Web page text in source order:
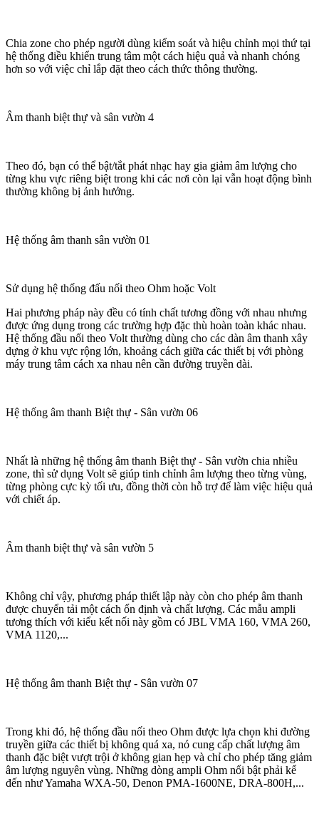
Chia zone cho phép người dùng kiểm soát và hiệu chỉnh mọi thứ tại
hệ thống điều khiển trung tâm một cách hiệu quả và nhanh chóng
hơn so với việc chỉ lắp đặt theo cách thức thông thường.
Âm thanh biệt thự và sân vườn 4
Theo đó, bạn có thể bật/tắt phát nhạc hay gia giảm âm lượng cho
từng khu vực riêng biệt trong khi các nơi còn lại vẫn hoạt động bình
thường không bị ảnh hưởng.
Hệ thống âm thanh sân vườn 01
Sử dụng hệ thống đấu nối theo Ohm hoặc Volt
Hai phương pháp này đều có tính chất tương đồng với nhau nhưng
được ứng dụng trong các trường hợp đặc thù hoàn toàn khác nhau.
Hệ thống đầu nối theo Volt thường dùng cho các dàn âm thanh xây
dựng ở khu vực rộng lớn, khoảng cách giữa các thiết bị với phòng
máy trung tâm cách xa nhau nên cần đường truyền dài.
Hệ thống âm thanh Biệt thự - Sân vườn 06
Nhất là những hệ thống âm thanh Biệt thự - Sân vườn chia nhiều
zone, thì sử dụng Volt sẽ giúp tinh chỉnh âm lượng theo từng vùng,
từng phòng cực kỳ tối ưu, đồng thời còn hỗ trợ để làm việc hiệu quả
với chiết áp.
Âm thanh biệt thự và sân vườn 5
Không chỉ vậy, phương pháp thiết lập này còn cho phép âm thanh
được chuyển tải một cách ổn định và chất lượng. Các mẫu ampli
tương thích với kiểu kết nối này gồm có JBL VMA 160, VMA 260,
VMA 1120,...
Hệ thống âm thanh Biệt thự - Sân vườn 07
Trong khi đó, hệ thống đầu nối theo Ohm được lựa chọn khi đường
truyền giữa các thiết bị không quá xa, nó cung cấp chất lượng âm
thanh đặc biệt vượt trội ở không gian hẹp và chỉ cho phép tăng giảm
âm lượng nguyên vùng. Những dòng ampli Ohm nổi bật phải kể
đến như Yamaha WXA-50, Denon PMA-1600NE, DRA-800H,...